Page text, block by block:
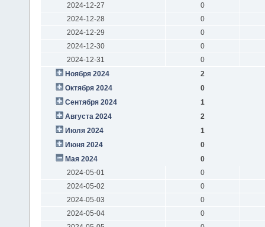
2024-12-27
0
2024-12-28
0
2024-12-29
0
2024-12-30
0
2024-12-31
0
Ноября 2024
2
Октября 2024
0
Сентября 2024
1
Августа 2024
2
Июля 2024
1
Июня 2024
0
Мая 2024
0
2024-05-01
0
2024-05-02
0
2024-05-03
0
2024-05-04
0